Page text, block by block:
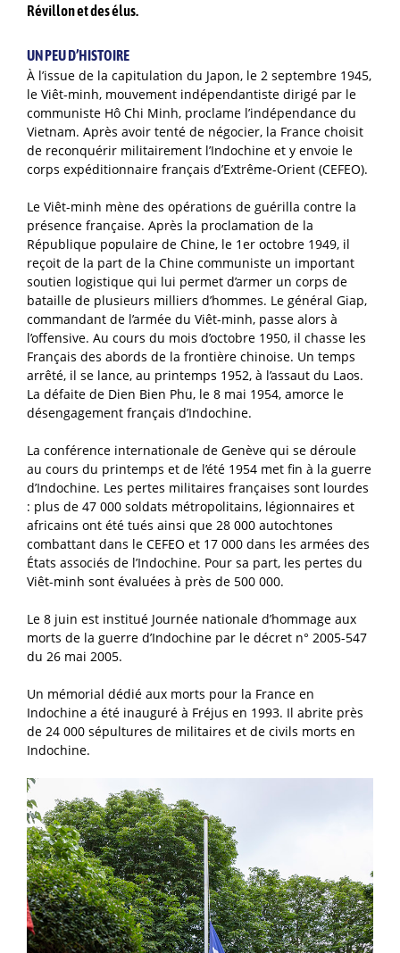
Révillon et des élus.
UN PEU D’HISTOIRE
À l’issue de la capitulation du Japon, le 2 septembre 1945,
le Viêt-minh, mouvement indépendantiste dirigé par le
communiste Hô Chi Minh, proclame l’indépendance du
Vietnam. Après avoir tenté de négocier, la France choisit
de reconquérir militairement l’Indochine et y envoie le
corps expéditionnaire français d’Extrême-Orient (CEFEO).
Le Viêt-minh mène des opérations de guérilla contre la
présence française. Après la proclamation de la
République populaire de Chine, le 1er octobre 1949, il
reçoit de la part de la Chine communiste un important
soutien logistique qui lui permet d’armer un corps de
bataille de plusieurs milliers d’hommes. Le général Giap,
commandant de l’armée du Viêt-minh, passe alors à
l’offensive. Au cours du mois d’octobre 1950, il chasse les
Français des abords de la frontière chinoise. Un temps
arrêté, il se lance, au printemps 1952, à l’assaut du Laos.
La défaite de Dien Bien Phu, le 8 mai 1954, amorce le
désengagement français d’Indochine.
La conférence internationale de Genève qui se déroule
au cours du printemps et de l’été 1954 met fin à la guerre
d’Indochine. Les pertes militaires françaises sont lourdes
: plus de 47 000 soldats métropolitains, légionnaires et
africains ont été tués ainsi que 28 000 autochtones
combattant dans le CEFEO et 17 000 dans les armées des
États associés de l’Indochine. Pour sa part, les pertes du
Viêt-minh sont évaluées à près de 500 000.
Le 8 juin est institué Journée nationale d’hommage aux
morts de la guerre d’Indochine par le décret n° 2005-547
du 26 mai 2005.
Un mémorial dédié aux morts pour la France en
Indochine a été inauguré à Fréjus en 1993. Il abrite près
de 24 000 sépultures de militaires et de civils morts en
Indochine.